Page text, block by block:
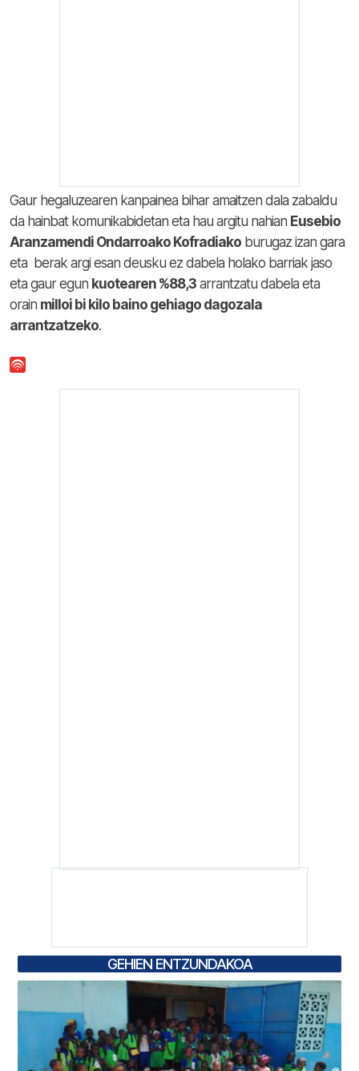
Gaur hegaluzearen kanpainea bihar amaitzen dala zabaldu
da hainbat komunikabidetan eta hau argitu nahian Eusebio
Aranzamendi Ondarroako Kofradiako burugaz izan gara
eta berak argi esan deusku ez dabela holako barriak jaso
eta gaur egun kuotearen %88,3 arrantzatu dabela eta
orain milloi bi kilo baino gehiago dagozala
arrantzatzeko.
GEHIEN ENTZUNDAKOA